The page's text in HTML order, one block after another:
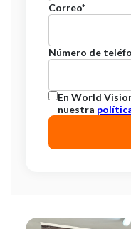
Correo*
Número de
En World
nuestra